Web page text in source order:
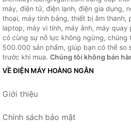
máy, điện tử, điện lạnh, điện gia dụng,
thoại, máy tính bảng, thiết bị âm thanh,
laptop, máy vi tính, máy ảnh, máy quay
có cùng sự nỗ lực không ngừng, chúng
500.000 sản phẩm, giúp bạn có thể so
trước khi mua. Chúng tôi không bán
VỀ ĐIỆN MÁY HOÀNG NGÂN
Giới thiệu
Chính sách bảo mật